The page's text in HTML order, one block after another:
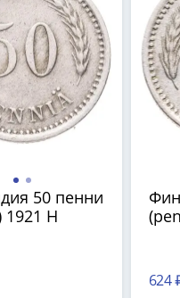
50 пенни
1921 H
624